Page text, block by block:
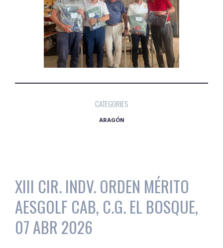
CATEGORIES
ARAGÓN
XIII CIR. INDV. ORDEN MÉRITO
AESGOLF CAB, C.G. EL BOSQUE,
07 ABR 2026